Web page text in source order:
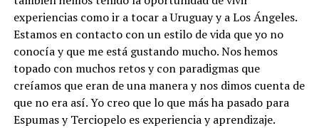
experiencias como ir a tocar a Uruguay y a Los Ángeles.
Estamos en contacto con un estilo de vida que yo no
conocía y que me está gustando mucho. Nos hemos
topado con muchos retos y con paradigmas que
creíamos que eran de una manera y nos dimos cuenta de
que no era así. Yo creo que lo que más ha pasado para
Espumas y Terciopelo es experiencia y aprendizaje.